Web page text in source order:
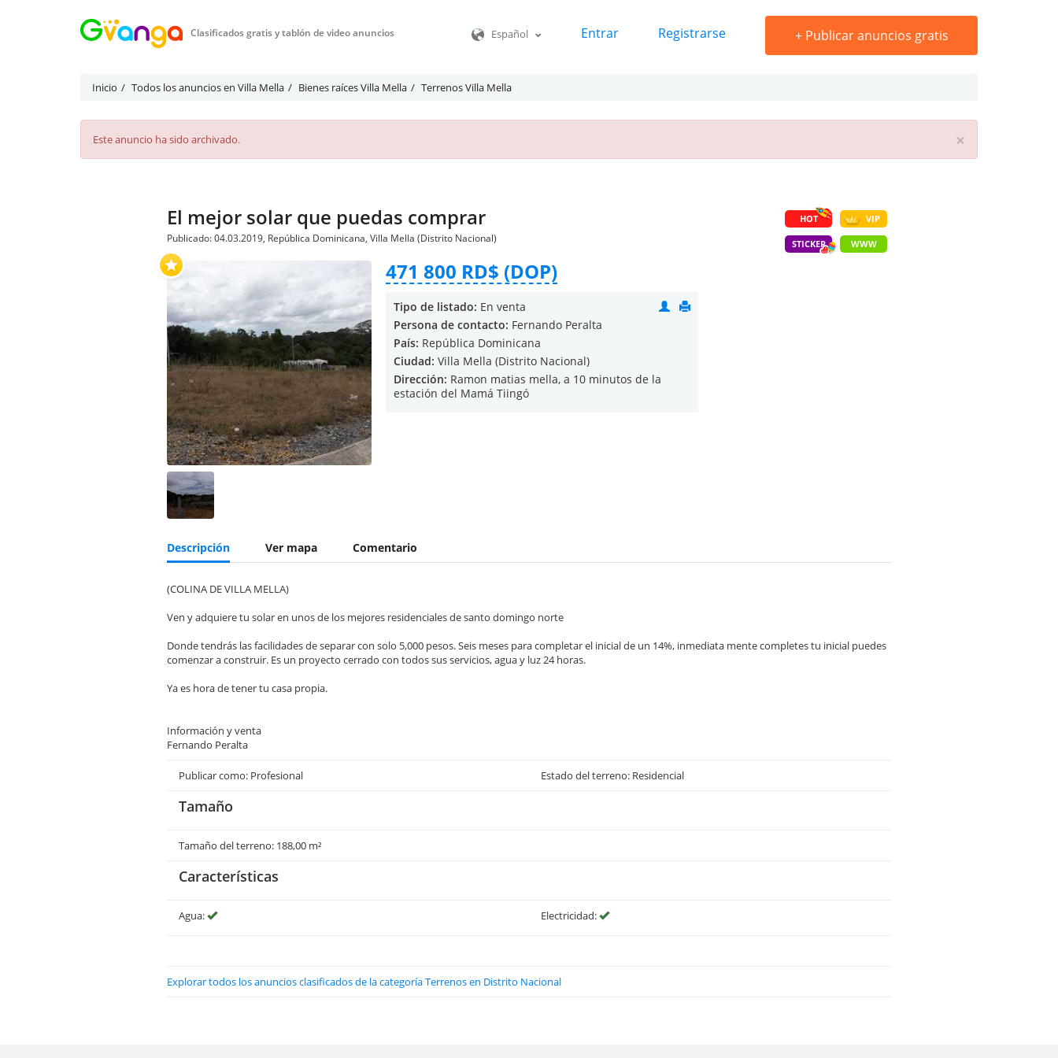
Clasificados gratis y tablón de video anuncios Español Entrar Registrarse +Publicar anuncios gratis
Inicio Todos los anuncios en Villa Mella Bienes raíces Villa Mella Terrenos Villa Mella
×
Este anuncio ha sido archivado.
HOT VIP
STICKER WWW
El mejor solar que puedas comprar
Publicado: 04.03.2019, República Dominicana, Villa Mella (Distrito Nacional)
471 800 RD$ (DOP)
Tipo de listado: En venta
Persona de contacto: Fernando Peralta
País: República Dominicana
Ciudad: Villa Mella (Distrito Nacional)
Dirección: Ramon matias mella, a 10 minutos de la
estación del Mamá Tiingó
Descripción Ver mapa Comentario
(COLINA DE VILLA MELLA)
Ven y adquiere tu solar en unos de los mejores residenciales de santo domingo norte
Donde tendrás las facilidades de separar con solo 5,000 pesos. Seis meses para completar el inicial de un 14%, inmediata mente completes tu inicial puedes
comenzar a construir. Es un proyecto cerrado con todos sus servicios, agua y luz 24 horas.
Ya es hora de tener tu casa propia.
Información y venta
Fernando Peralta
Publicar como: Profesional Estado del terreno: Residencial
Tamaño
Tamaño del terreno: 188,00 m²
Características
Agua: Electricidad:
Explorar todos los anuncios clasificados de la categoría Terrenos en Distrito Nacional